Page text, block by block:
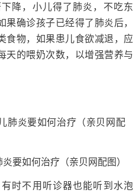
降，小儿得了肺炎，不吃东
确诊孩子已经得了肺炎后，
食物，如果患儿食欲减退，应
天的喂奶次数，以增强营养与
要如何治疗（亲贝网配图）
时不用听诊器也能听到水泡